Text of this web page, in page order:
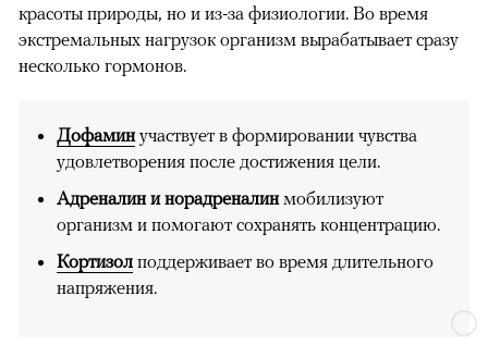
красоты природы, но и из-за физиологии. Во время
экстремальных нагрузок организм вырабатывает сразу
несколько гормонов.
Дофаминучаствует в формировании чувства
удовлетворения после достижения цели.
Адреналин и норадреналинмобилизуют
организм и помогают сохранять концентрацию.
Кортизол поддерживает во время длительного
напряжения.